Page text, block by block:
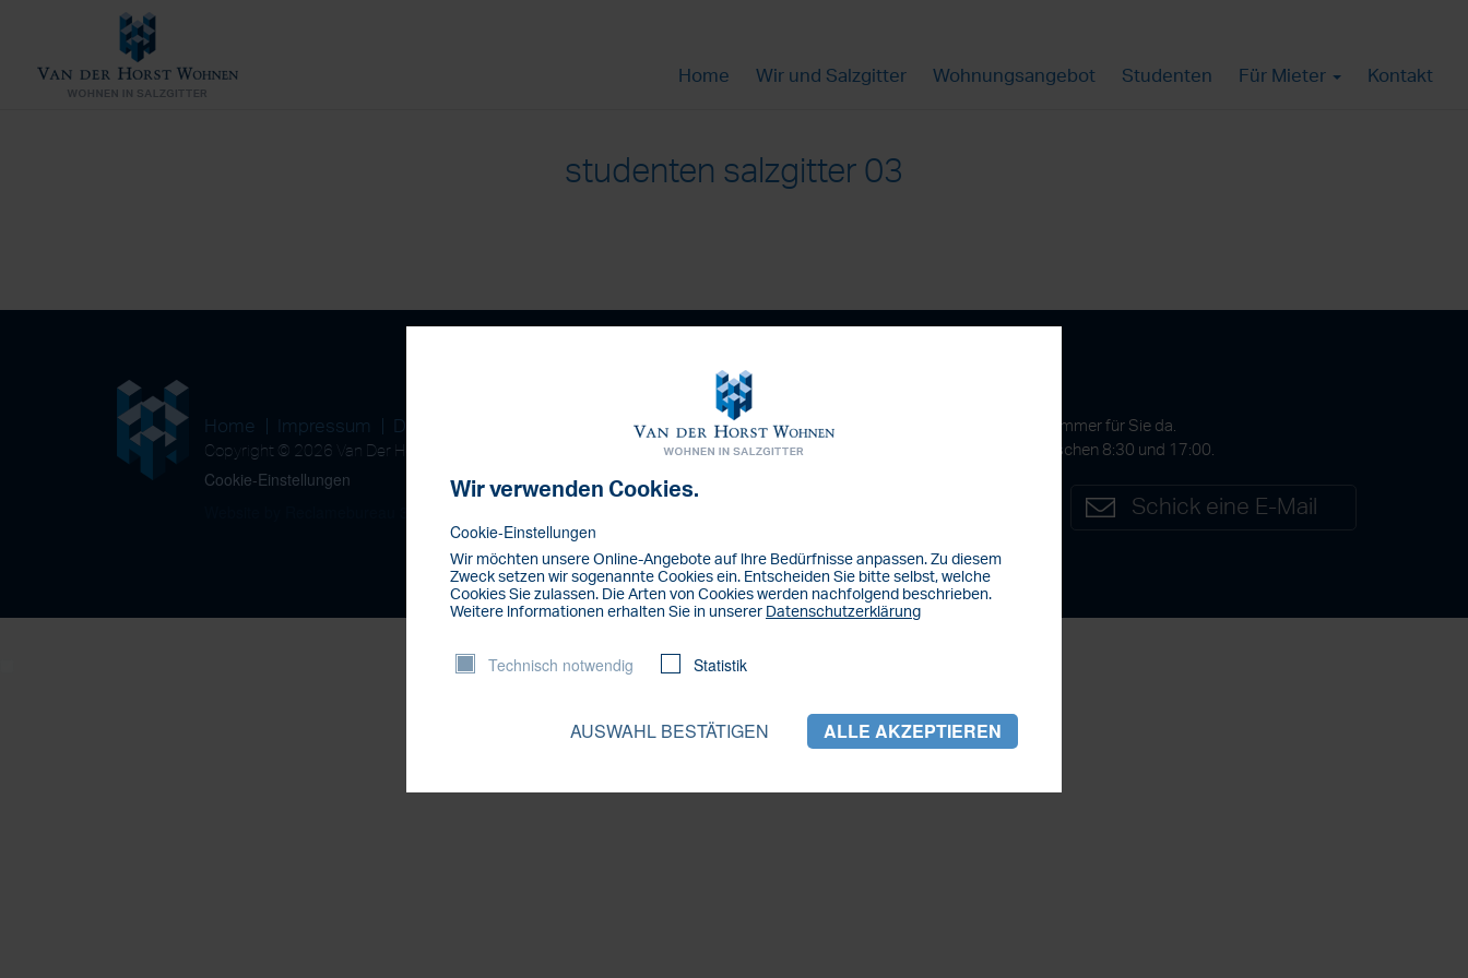
Home Wir und Salzgitter Wohnungsangebot Studenten Für Mieter Kontakt
studenten salzgitter 03
Home Impressum Datenschutz Nachrichten
Copyright © 2026 Van Der Horst Wohnen GmbH
Cookie-Einstellungen
Haben Sie Fragen?
Die Firma Van der Horst Wohnen GmbH ist immer für Sie da.
Sie erreichen uns Montags bis Freitags zwischen 8:30 und 17:00.
Schick eine E-Mail
Wir verwenden Cookies.
Cookie-Einstellungen
Wir möchten unsere Online-Angebote auf lhre Bedürfnisse anpassen. Zu diesem
Zweck setzen wir sogenannte Cookies ein. Entscheiden Sie bitte selbst, welche
Cookies Sie zulassen. Die Arten von Cookies werden nachfolgend beschrieben.
Weitere lnformationen erhalten Sie in unserer Datenschutzerklärung
Technisch notwendig Statistik
AUSWAHL BESTÄTIGEN ALLE AKZEPTIEREN